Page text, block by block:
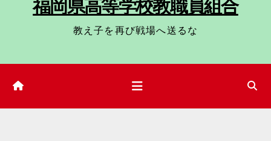
福岡県高等学校教職員組合
教え子を再び戦場へ送るな